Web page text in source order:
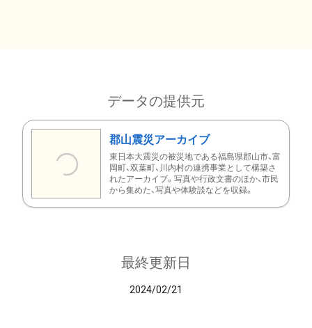
データの提供元
郡山震災アーカイブ
東日本大震災の被災地である福島県郡山市、富
岡町、双葉町、川内村の連携事業として構築さ
れたアーカイブ。写真や行政文書のほか、市民
から集めた、写真や体験談などを収録。
最終更新日
2024/02/21